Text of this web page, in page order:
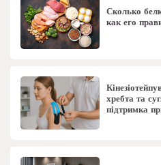
Сколько
как его
хребта та
підтримка